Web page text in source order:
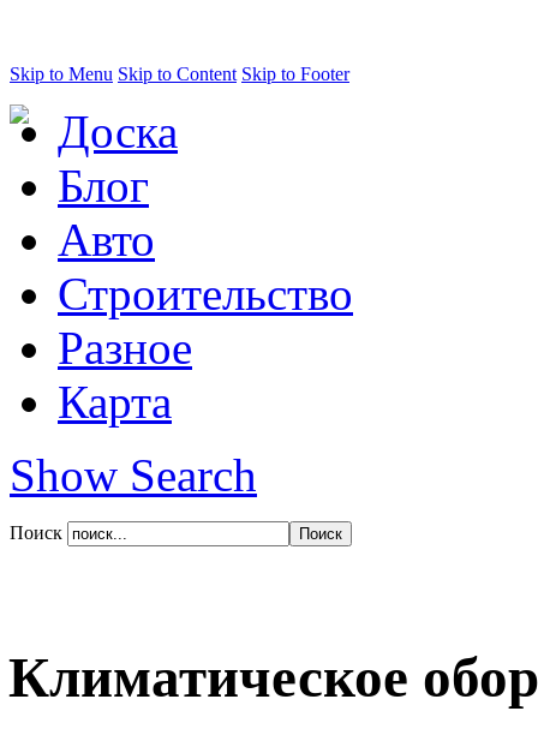
Skip to Menu Skip to Content Skip to Footer
Доска
Блог
Авто
Строительство
Разное
Карта
Show Search
Поиск
Климатическое